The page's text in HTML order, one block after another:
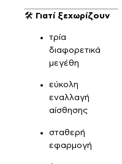
🛠️ Γιατί ξεχωρίζουν
τρία
διαφορετικά
μεγέθη
εύκολη
εναλλαγή
αίσθησης
σταθερή
εφαρμογή